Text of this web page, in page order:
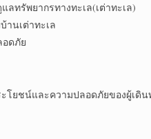
ากรทางทะเล(เต่าทะเล)
เต่าทะเล
ดภัย
โยชน์และความปลอดภัยของผู้เดิ